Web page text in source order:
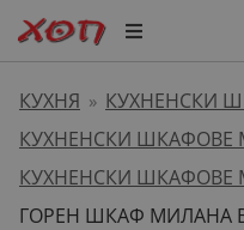
КУХНЯ » КУХНЕНСКИ
КУХНЕНСКИ ШКАФОВЕ
КУХНЕНСКИ ШКАФОВЕ